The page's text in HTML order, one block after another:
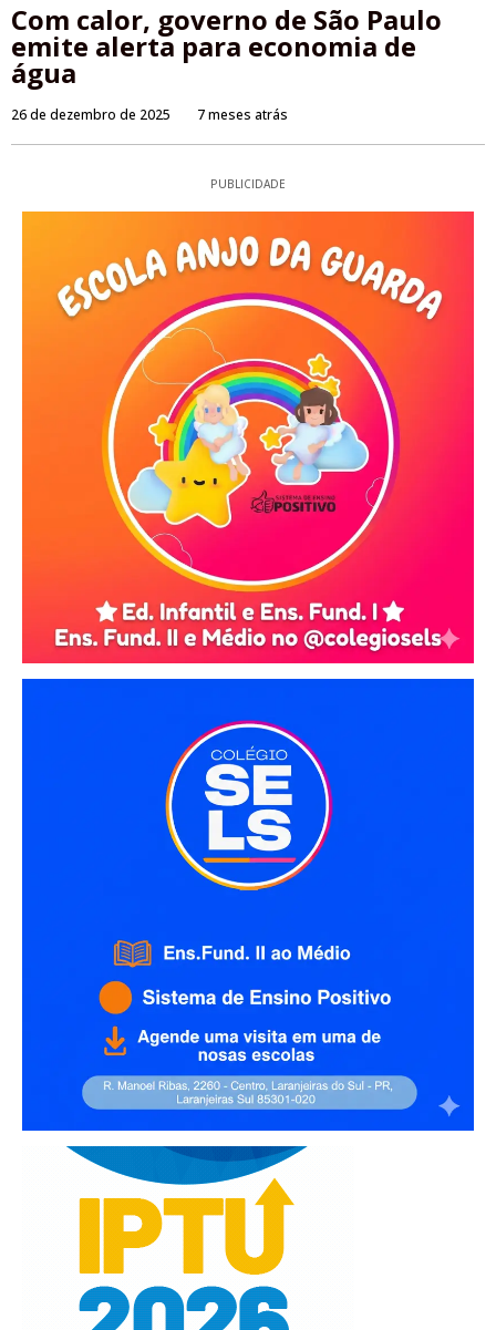
Com calor, governo de São Paulo
emite alerta para economia de
água
26 de dezembro de 2025 7 meses atrás
PUBLICIDADE